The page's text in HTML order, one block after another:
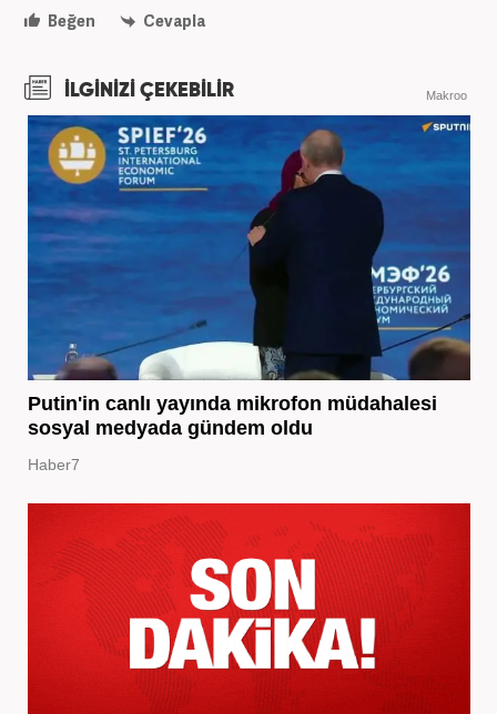
Beğen
Cevapla
İLGİNİZİ ÇEKEBİLİR Makroo
Putin'in canlı yayında mikrofon müdahalesi
sosyal medyada gündem oldu
Haber7